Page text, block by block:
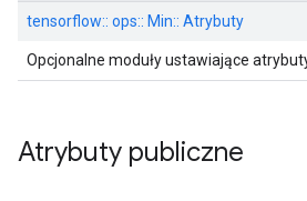
tensorflow:: ops:: Min:: Atrybuty
Opcjonalne moduły ustawiające
Atrybuty publiczne